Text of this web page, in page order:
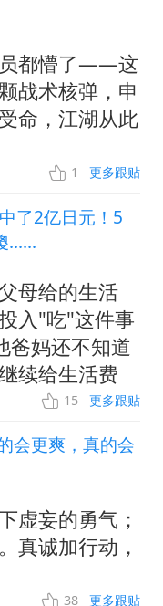
员都懵了——这
战术核弹，申
命，江湖从此
1 更多跟贴
了2亿日元！5
……
母给的生活
入"吃"这件事
爸妈还不知道
续给生活费
15 更多跟贴
会更爽，真的会
虚妄的勇气；
真诚加行动，
38 更多跟贴